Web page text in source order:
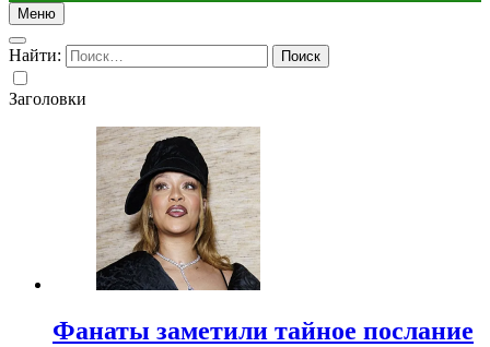
Меню
Найти:
Заголовки
Фанаты заметили тайное послание